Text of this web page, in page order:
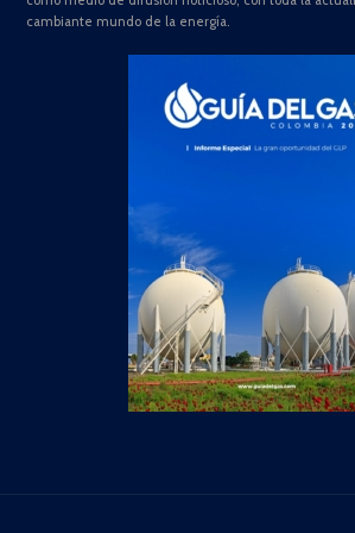
cambiante mundo de la energía.